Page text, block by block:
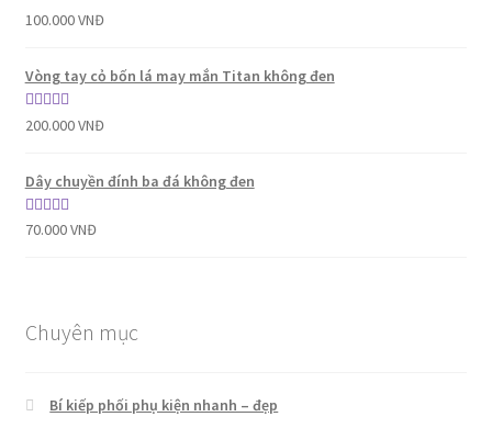
Được xếp
sao
100.000VNĐ
Vòng tay cỏ bốn lá may mắn Titan không đen
Được xếp
sao
200.000VNĐ
Dây chuyền đính ba đá không đen
Được xếp
70.000VNĐ
Chuyên mục
Bí kiếp phối phụ kiện nhanh – đẹp